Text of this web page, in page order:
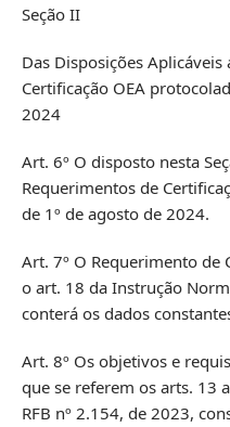
Seção II
Das Disposições
Certificação OEA
2024
Art. 6º O disposto nesta
Requerimentos de
de 1º de agosto de 2024.
Art. 7º O Requerimento de
o art. 18 da Instrução
conterá os dados
Art. 8º Os objetivos e
que se referem os arts. 13
RFB nº 2.154, de 2023,